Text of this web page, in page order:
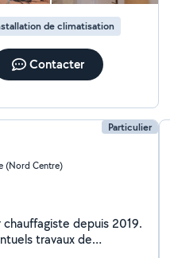
de climatisation
Contacter
Particulier
(Nord Centre)
depuis 2019.
travaux de